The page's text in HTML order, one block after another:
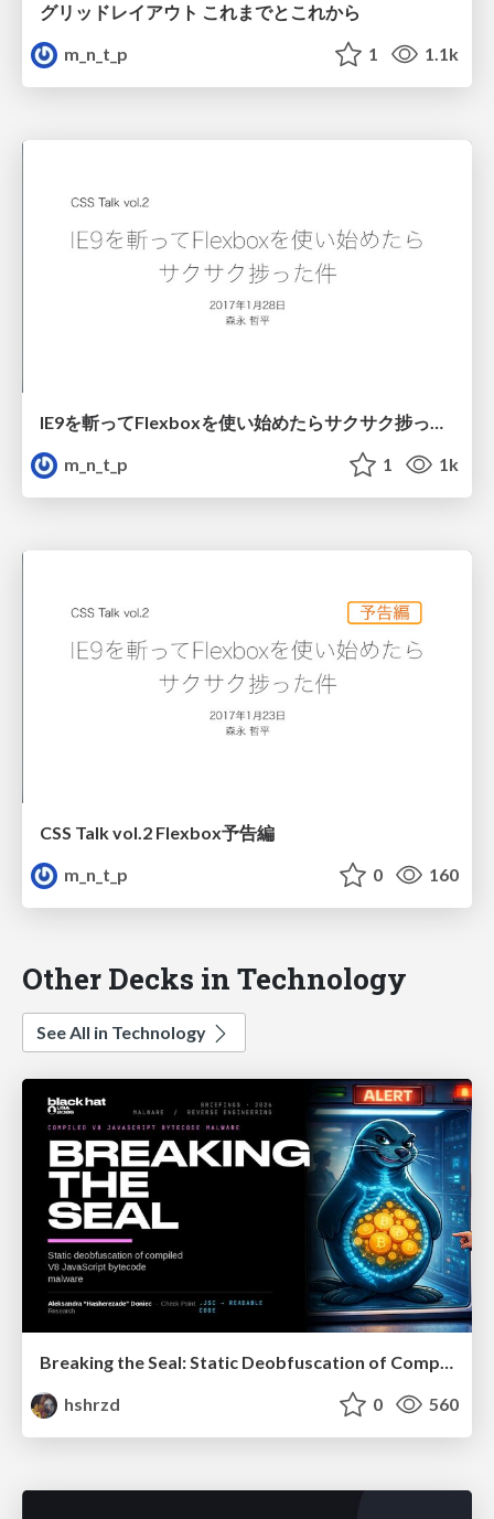
グリッドレイアウト これまでとこれから
m_n_t_p
1 1.1k
IE9を斬ってFlexboxを使い始めたらサクサク捗った件
m_n_t_p
1 1k
CSS Talk vol.2 Flexbox予告編
m_n_t_p
0 160
Other Decks in Technology
See All in Technology
hshrzd
0 560